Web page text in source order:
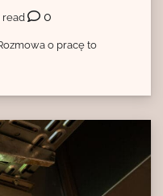
read 0
o pracę to